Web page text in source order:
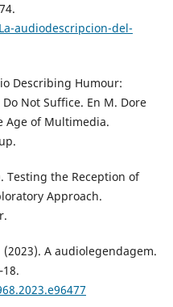
audiodescripcion-del-
Describing Humour:
Not Suffice. En M. Dore
Age of Multimedia.
Testing the Reception of
Approach.
A audiolegendagem.